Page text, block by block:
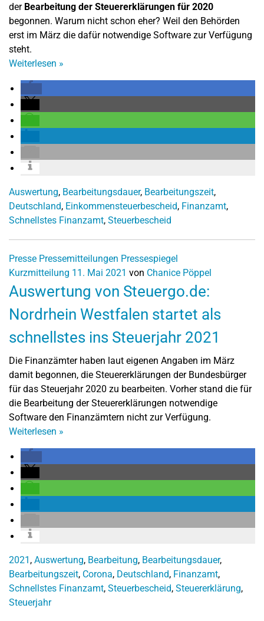
der Bearbeitung der Steuererklärungen für 2020
begonnen. Warum nicht schon eher? Weil den Behörden
erst im März die dafür notwendige Software zur Verfügung
steht.
Weiterlesen »
Auswertung, Bearbeitungsdauer, Bearbeitungszeit,
Deutschland, Einkommensteuerbescheid, Finanzamt,
Schnellstes Finanzamt, Steuerbescheid
Presse Pressemitteilungen Pressespiegel
Kurzmitteilung 11. Mai 2021 von Chanice Pöppel
Auswertung von Steuergo.de:
Nordrhein Westfalen startet als
schnellstes ins Steuerjahr 2021
Die Finanzämter haben laut eigenen Angaben im März
damit begonnen, die Steuererklärungen der Bundesbürger
für das Steuerjahr 2020 zu bearbeiten. Vorher stand die für
die Bearbeitung der Steuererklärungen notwendige
Software den Finanzämtern nicht zur Verfügung.
Weiterlesen »
2021 , Auswertung, Bearbeitung, Bearbeitungsdauer,
Bearbeitungszeit, Corona, Deutschland, Finanzamt,
Schnellstes Finanzamt, Steuerbescheid, Steuererklärung,
Steuerjahr